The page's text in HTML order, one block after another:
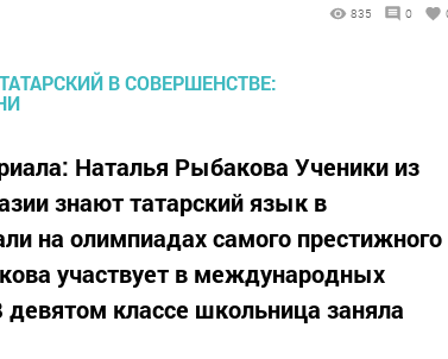
835 0
Наталья Рыбакова Ученики из
знают татарский язык в
на олимпиадах самого престижного
участвует в международных
классе школьница заняла